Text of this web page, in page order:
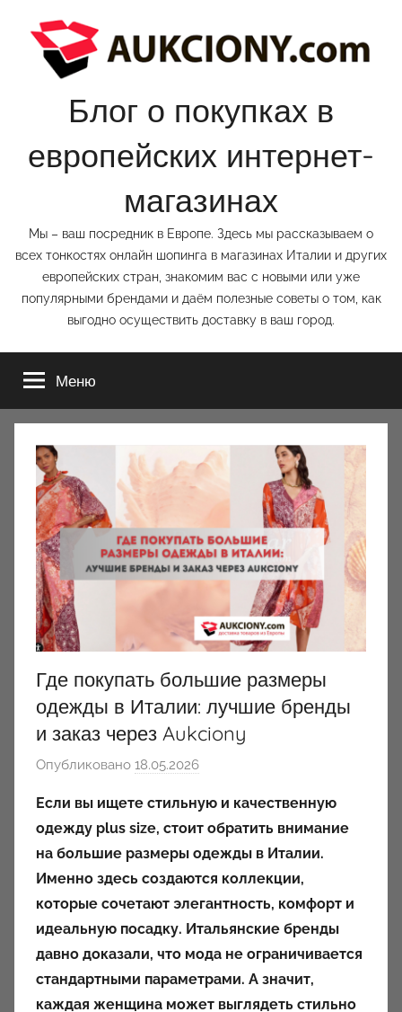
содержимому
Блог о покупках в
европейских интернет-
магазинах
Мы – ваш посредник в Европе. Здесь мы рассказываем о
всех тонкостях онлайн шопинга в магазинах Италии и других
европейских стран, знакомим вас с новыми или уже
популярными брендами и даём полезные советы о том, как
выгодно осуществить доставку в ваш город.
Меню
Где покупать большие размеры
одежды в Италии: лучшие бренды
и заказ через Aukciony
Опубликовано 18.05.2026
т
о
р
о
м
a
u
k
c
Если вы ищете стильную и качественную
одежду plus size, стоит обратить внимание
на большие размеры одежды в Италии.
Именно здесь создаются коллекции,
которые сочетают элегантность, комфорт и
идеальную посадку. Итальянские бренды
давно доказали, что мода не ограничивается
стандартными параметрами. А значит,
каждая женщина может выглядеть стильно